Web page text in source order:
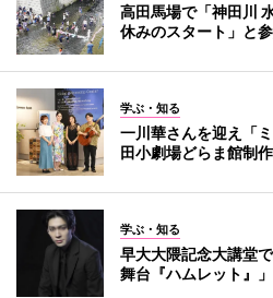
高田馬場で「神田川
休みのスタート」と
学ぶ・知る
一川華さんを迎え「
田小劇場どらま館制
学ぶ・知る
早大大隈記念大講堂
舞台『ハムレット』」